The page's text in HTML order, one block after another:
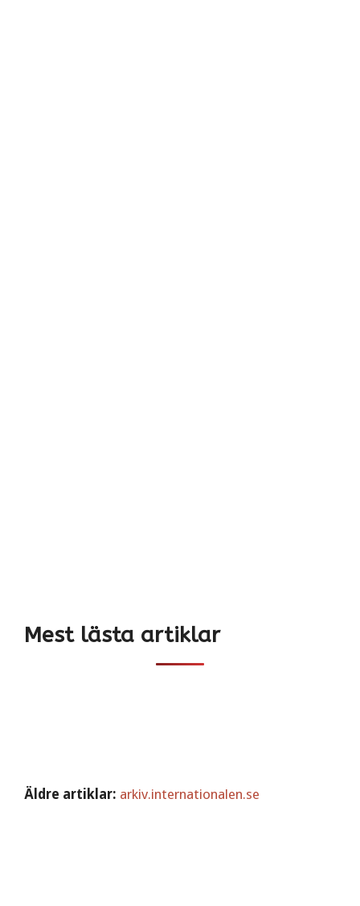
Mest lästa artiklar
Äldre artiklar: arkiv.internationalen.se